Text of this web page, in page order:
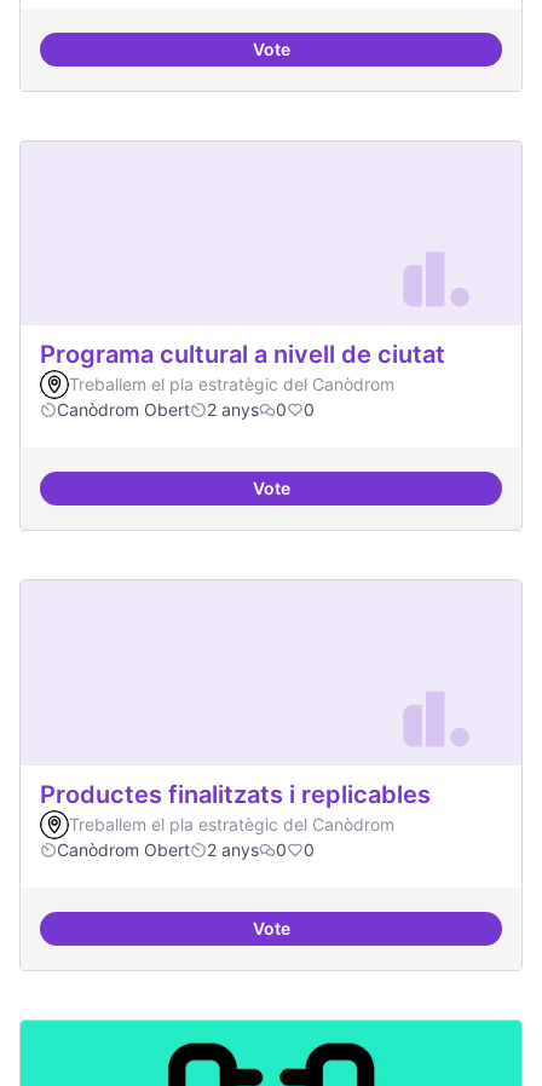
VotePrograma de seminari regular
Programa cultural a nivell de ciutat
Treballem el pla estratègic del Canòdrom
Canòdrom Obert
2 anys 0 0
VotePrograma cultural a nivell de
Productes finalitzats i replicables
Treballem el pla estratègic del Canòdrom
Canòdrom Obert
2 anys 0 0
VoteProductes finalitzats i